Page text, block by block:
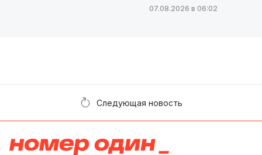
07.08.2026 в 06:02
Следующая новость